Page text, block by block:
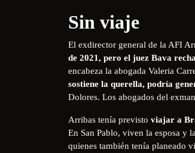
Sin viaje
El exdirector general de la AFI
de 2021, pero el juez Bava
encabeza la abogada Valeria
sostiene la querella, podría
Dolores. Los abogados del
Arribas tenía previsto viajar a
En San Pablo, viven la esposa y
quienes también tenía planeado